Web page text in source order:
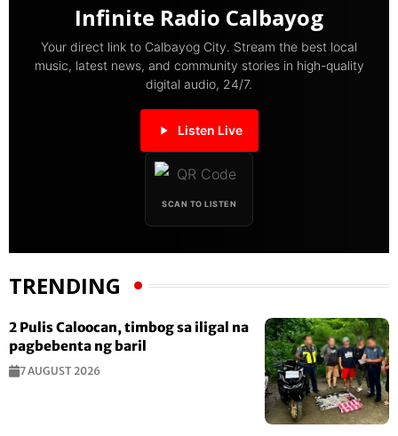
Infinite Radio Calbayog
Your direct link to Calbayog City. Stream the best local
music, latest news, and community stories in high-quality
digital audio, 24/7.
Listen Live
SCAN TO LISTEN
TRENDING
2 Pulis Caloocan, timbog sa iligal na
pagbebenta ng baril
7 AUGUST 2026